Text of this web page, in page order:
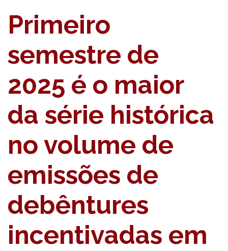
Primeiro
semestre de
2025 é o maior
da série histórica
no volume de
emissões de
debêntures
incentivadas em